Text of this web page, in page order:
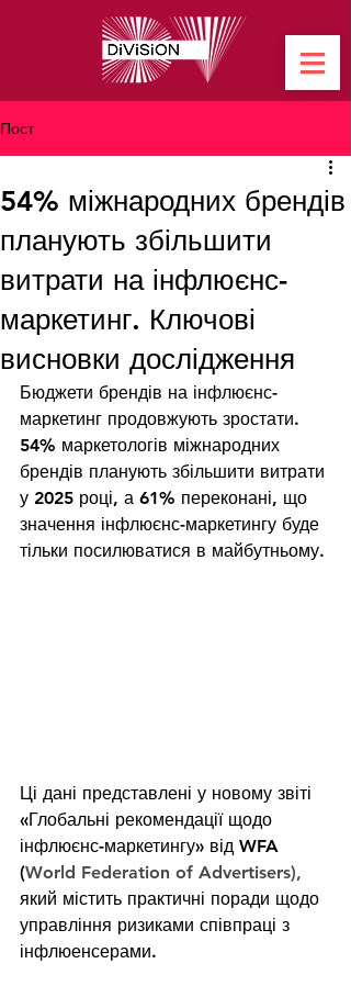
Пост
54% міжнародних брендів
планують збільшити
витрати на інфлюєнс-
маркетинг. Ключові
висновки дослідження
Бюджети брендів на інфлюєнс-
маркетинг продовжують зростати.
54% маркетологів міжнародних
брендів планують збільшити витрати
у 2025 році, а 61% переконані, що
значення інфлюєнс-маркетингу буде
тільки посилюватися в майбутньому.
Ці дані представлені у новому звіті
«Глобальні рекомендації щодо
інфлюєнс-маркетингу» від WFA
(World Federation of Advertisers),
який містить практичні поради щодо
управління ризиками співпраці з
інфлюенсерами.